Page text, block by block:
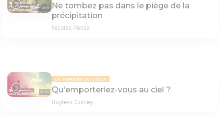
09:11
Ne tombez pas dans le piège de la
précipitation
Nicolas Panza
07:55
LA PENSÉE DU JOUR
Qu'emporteriez-vous au ciel ?
Bayless Conley